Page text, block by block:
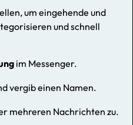
um eingehende und
und schnell
im Messenger.
vergib einen Namen.
mehreren Nachrichten zu.